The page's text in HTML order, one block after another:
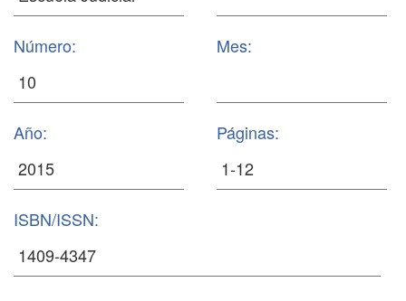
Número: Mes:
Año: Páginas:
ISBN/ISSN: